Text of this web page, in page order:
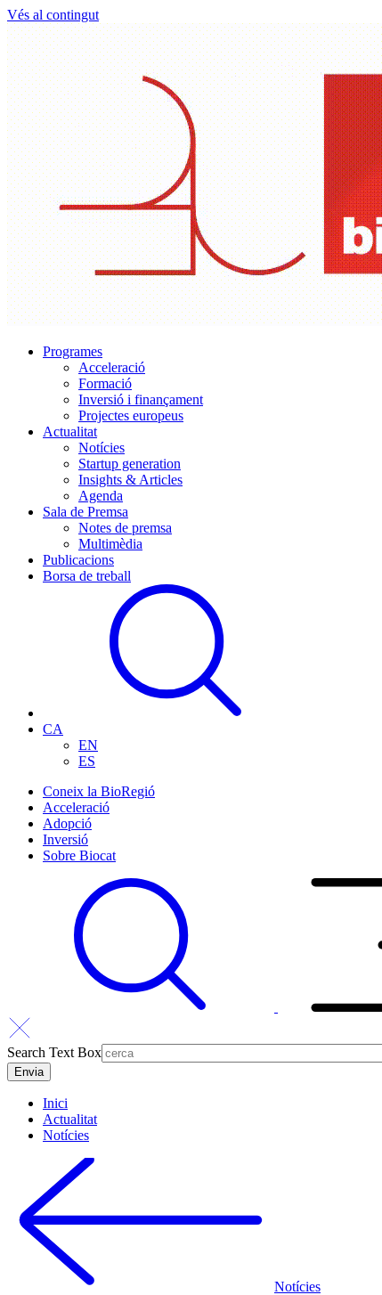
Vés al contingut
Programes
Acceleració
Formació
Inversió i finançament
Projectes europeus
Actualitat
Notícies
Startup generation
Insights & Articles
Agenda
Sala de Premsa
Notes de premsa
Multimèdia
Publicacions
Borsa de treball
CA
EN
ES
Coneix la BioRegió
Acceleració
Adopció
Inversió
Sobre Biocat
Search Text Box
Inici
Actualitat
Notícies
Notícies